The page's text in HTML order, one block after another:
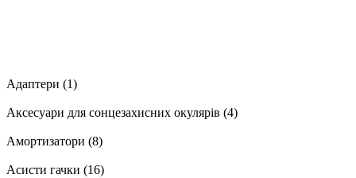
Адаптери (1)
Аксесуари для сонцезахисних окулярів (4)
Амортизатори (8)
Асисти гачки (16)